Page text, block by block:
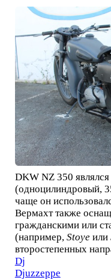
DKW NZ 350
(одноцилиндровый,
чаще он
Вермахт также
гражданскими или
(например, Stoyeили
второстепенных
Dj
Djuzzeppe